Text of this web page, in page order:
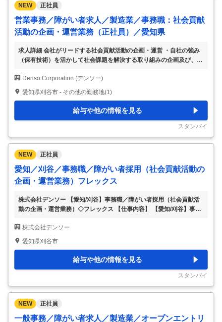
NEW 正社員
営業事務／障がい者求人／製造業／事務職：社会貢献
活動の企画・運営業務（正社員）／愛知県
求人詳細 会社がリードする社会貢献活動の企画・運営 ・自社の強み
（保有技術）を活かして社会課題を解決する取り組みの企画及び、実
報発信 ・各種資料（会議資料、報告資料等）の作成、意思決定者へ
の説明・報告 ・社内外の関係者（社員・社外団体・行政等）との連
多様な社員属性や社会貢献への感度・関心度合いの違いを踏まえた活
動参加促進施策の企画及び、実行に向けたプロジェクト推進 ・既存
施策の運営・カイゼン、各種情報発信、各種ボランティア活動の収集
・各種資料（会議資料、報告資料等）の…
Denso Corporation (デンソー)
愛知県刈谷市 - その他の勤務地(1)
給与や他の情報を見る
スタンバイ
NEW 正社員
愛知／刈谷／事務職／障がい者採用（社会貢献活動の
企画・運営業務）フレックス
株式会社デンソー 【愛知/刈谷】事務職／障がい者採用（社会貢献活
動の企画・運営業務）◇フレックス 【仕事内容】 【愛知/刈谷】事務
【具体的な仕事内容】 共によりよい社会作り・未来作りに挑戦して
頂ける方を募集中／（1）環境共生（2）安心安全な街づくり（3）人
野で社会貢献の取り組みを継続／社員の主体的な社会貢献への参加を
促す風土づくり・機会づくりに寄与するユニークな仕組み・施策を展
開 ■業務内容： ★会社がリードする社会貢献活動の企画・運営 ・自
社の強み（保有技術）を活かし…
株式会社デンソー
愛知県刈谷市
給与や他の情報を見る
スタンバイ
NEW 正社員
一般事務／障がい者求人／製造業／オープンエントリ